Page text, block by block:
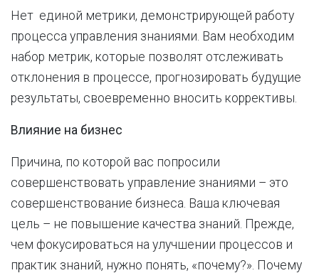
Нет единой метрики, демонстрирующей работу
процесса управления знаниями. Вам необходим
набор метрик, которые позволят отслеживать
отклонения в процессе, прогнозировать будущие
результаты, своевременно вносить коррективы.
Влияние на бизнес
Причина, по которой вас попросили
совершенствовать управление знаниями – это
совершенствование бизнеса. Ваша ключевая
цель – не повышение качества знаний. Прежде,
чем фокусироваться на улучшении процессов и
практик знаний, нужно понять, «почему?». Почему